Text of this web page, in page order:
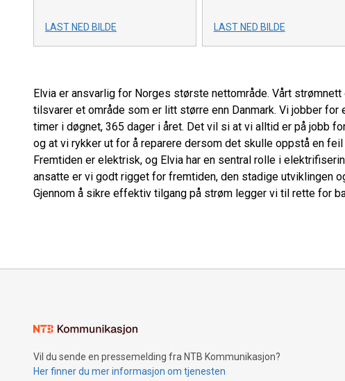
LAST NED BILDE LAST NED BILDE
Elvia er ansvarlig for Norges største nettområde. Vårt
tilsvarer et område som er litt større enn Danmark. Vi jobber
timer i døgnet, 365 dager i året. Det vil si at vi alltid er på jobb
og at vi rykker ut for å reparere dersom det skulle oppstå en
Fremtiden er elektrisk, og Elvia har en sentral rolle i
ansatte er vi godt rigget for fremtiden, den stadige utviklingen
Gjennom å sikre effektiv tilgang på strøm legger vi til rette for
Vil du sende en pressemelding fra NTB Kommunikasjon?
Her finner du mer informasjon om tjenesten